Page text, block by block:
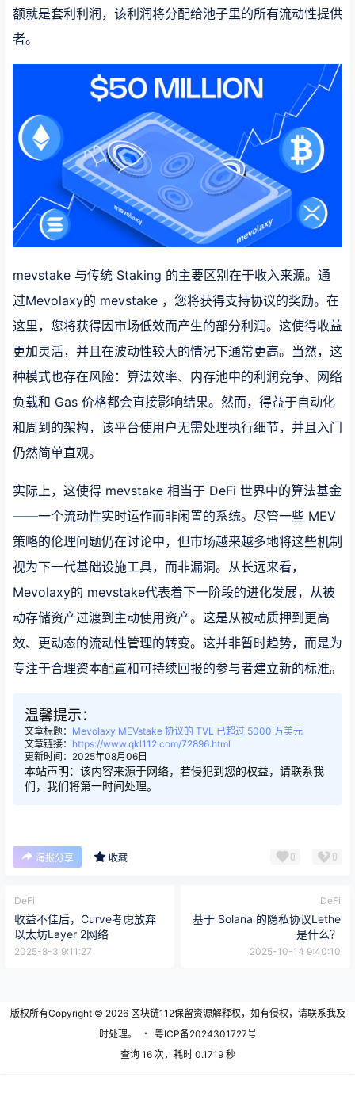
额就是套利利润，该利润将分配给池子里的所有流动性提供
者。
mevstake 与传统 Staking 的主要区别在于收入来源。通
过Mevolaxy的 mevstake ，您将获得支持协议的奖励。在
这里，您将获得因市场低效而产生的部分利润。这使得收益
更加灵活，并且在波动性较大的情况下通常更高。当然，这
种模式也存在风险：算法效率、内存池中的利润竞争、网络
负载和 Gas 价格都会直接影响结果。然而，得益于自动化
和周到的架构，该平台使用户无需处理执行细节，并且入门
仍然简单直观。
实际上，这使得 mevstake 相当于 DeFi 世界中的算法基金
——一个流动性实时运作而非闲置的系统。尽管一些 MEV
策略的伦理问题仍在讨论中，但市场越来越多地将这些机制
视为下一代基础设施工具，而非漏洞。从长远来看，
Mevolaxy的 mevstake代表着下一阶段的进化发展，从被
动存储资产过渡到主动使用资产。这是从被动质押到更高
效、更动态的流动性管理的转变。这并非暂时趋势，而是为
专注于合理资本配置和可持续回报的参与者建立新的标准。
温馨提示：
文章标题： Mevolaxy MEVstake 协议的 TVL 已超过 5000 万美元
文章链接： https://www.qkl112.com/72896.html
更新时间：2025年08月06日
本站声明：该内容来源于网络，若侵犯到您的权益，请联系我
们，我们将第一时间处理。
海报分享 收藏 0 0
DeFi
收益不佳后，Curve考虑放弃
以太坊Layer 2网络
2025-8-3 9:11:27
DeFi
基于 Solana 的隐私协议Lethe
是什么？
2025-10-14 9:40:10
版权所有Copyright © 2026区块链112保留资源解释权，如有侵权，请联系我及
时处理。
・ 粤ICP备2024301727号
查询 16 次，耗时 0.1719 秒